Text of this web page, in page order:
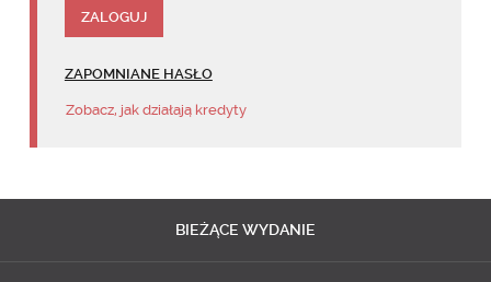
ZAPOMNIANE HASŁO
Zobacz, jak działają kredyty
BIEŻĄCE WYDANIE